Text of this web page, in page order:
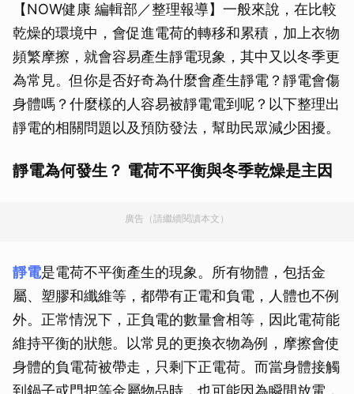
【NOW健康 編輯部／整理報導】一般來說，在比較
乾燥的環境中，會促進電荷的轉移和累積，加上衣物
頻繁摩擦，就會容易產生靜電現象，其中又以冬季更
為常見。但你是否好奇為什麼會產生靜電？靜電會傷
身體嗎？什麼樣的人容易被靜電電到呢？以下整理出
靜電的相關問題以及預防發法，幫助民眾減少困擾。
靜電為何發生？ 電荷不平衡與冬季乾燥是主因
廣告（請繼續閱讀本文）
靜電是電荷不平衡產生的現象。所有物體，包括金
屬、塑膠和纖維等，都帶有正電和負電，人體也不例
外。正常情況下，正負電的數量會相等，因此電荷能
維持平衡的狀態。以常見的更換衣物為例，摩擦會使
身體的負電荷被帶走，只剩下正電荷。而當身體接觸
到鍋子或門把等金屬物品時，也可能因為瞬間放電，